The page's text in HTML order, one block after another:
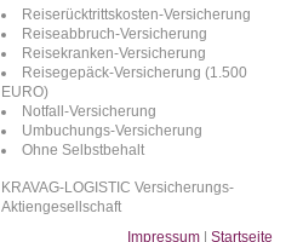
Reiserücktrittskosten-Versicherung
Reiseabbruch-Versicherung
Reisekranken-Versicherung
Reisegepäck-Versicherung (1.500
EURO)
Notfall-Versicherung
Umbuchungs-Versicherung
Ohne Selbstbehalt
KRAVAG-LOGISTIC Versicherungs-
Aktiengesellschaft
Impressum
Startseite